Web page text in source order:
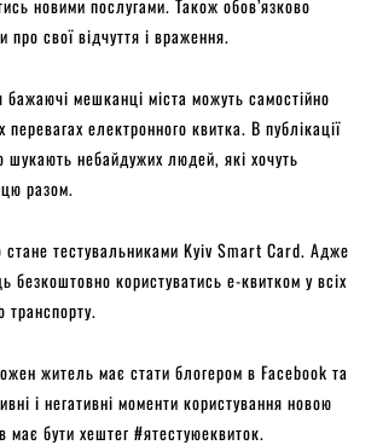
новими послугами. Також обов’язково
про свої відчуття і враження.
бажаючі мешканці міста можуть самостійно
перевагах електронного квитка. В публікації
шукають небайдужих людей, які хочуть
разом.
стане тестувальниками Kyiv Smart Card. Адже
безкоштовно користуватись е-квитком у всіх
транспорту.
житель має стати блогером в Facebook та
і негативні моменти користування новою
має бути хештег #ятестуюеквиток.